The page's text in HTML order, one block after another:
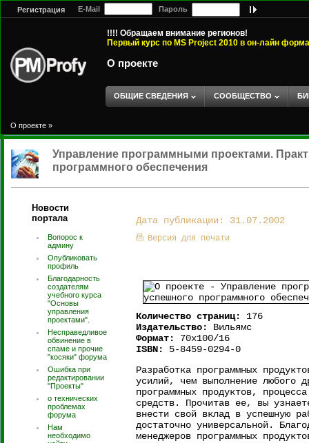
Регистрация E-Mail Пароль
!!!! Обращаем внимание регионов!
Первый курс по MS Project 2010 в он-лайн
О проекте
ОБЩИЕ СВЕДЕНИЯ СООБЩЕСТВО
О проекте »
Управление программными проектами.
программного обеспечения
Новости
портала
Вопорос к
админу
Опубликовать
профиль
Благодарность
создателям
учебного курса
"Основы
управления
проектами".
Несправедливое
обвинение в
спаме и прочие
"косяки" форума
Ошибка при
редактировании
"Проекты"
о технических
проблемах
форума
Нам
необходимо
Дата публикации: 31.07.2002
Версия для печати
Количество страниц:
176
Издательство:
Вильямс
Формат:
70x100/16
ISBN:
5-8459-0294-0
Разработка программных
усилий, чем выполнение любого
программных продуктов,
средств. Прочитав ее, вы
внести свой вклад в успешную
достаточно универсальной.
менеджеров программных